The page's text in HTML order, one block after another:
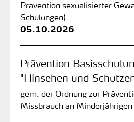
Prävention sexualisierter
Schulungen)
05.10.2026
Prävention
"Hinsehen und
gem. der Ordnung zur
Missbrauch an